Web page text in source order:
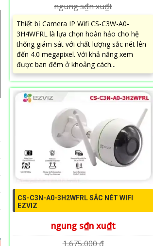
ngung s₫n xu₫t
Thiết bị Camera IP Wifi CS-C3W-A0-
3H4WFRL là lựa chọn hoàn hảo cho hệ
thống giám sát với chất lượng sắc nét lên
đến 4.0 megapixel. Với khả năng xem
được ban đêm ở khoảng cách...
CS-C3N-A0-3H2WFRL SẮC NÉT WIFI
EZVIZ
ngung s₫n xu₫t
1,675,000 ₫